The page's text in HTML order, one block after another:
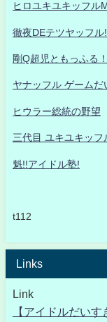
ヒロユキユキッフル
徹夜DEテツヤッフル
剛Q超児ともっふる！
ヤナッフル ゲームだ
ヒウラー総統の野望
三代目 ユキユキッ
魁!!アイドル塾!
t112
Links
Link
【アイドルだい